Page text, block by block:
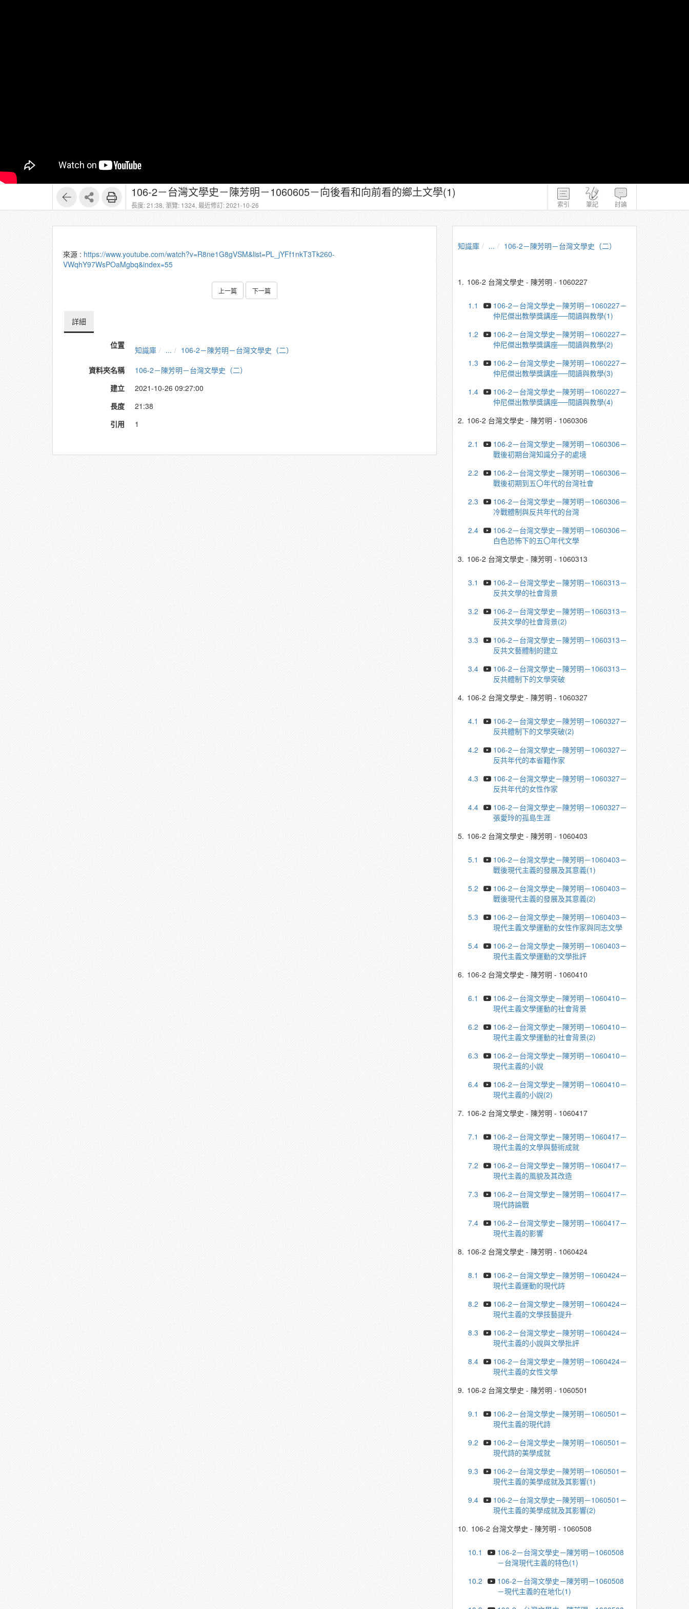
索引 筆記 討論
106-2－台灣文學史－陳芳明－1060605－向後看和向前看的鄉土文學(1)
長度: 21:38, 瀏覽: 1324, 最近修訂: 2021-10-26
來源 : https://www.youtube.com/watch?v=R8ne1G8gVSM&list=PL_jYFf1nkT3Tk260-
VWqhY97WsPOaMgbq&index=55
上一篇 下一篇
詳細
位置 知識庫 ...
106-2－陳芳明－台灣文學史（二）
資料夾名稱
106-2－陳芳明－台灣文學史（二）
建立
2021-10-26 09:27:00
長度
21:38
引用
1
知識庫 ... 106-2－陳芳明－台灣文學史（二）
1. 106-2 台灣文學史 - 陳芳明 - 1060227
1.1
106-2－台灣文學史－陳芳明－1060227－
仲尼傑出教學獎講座──閱讀與教學(1)
1.2
106-2－台灣文學史－陳芳明－1060227－
仲尼傑出教學獎講座──閱讀與教學(2)
1.3
106-2－台灣文學史－陳芳明－1060227－
仲尼傑出教學獎講座──閱讀與教學(3)
1.4
106-2－台灣文學史－陳芳明－1060227－
仲尼傑出教學獎講座──閱讀與教學(4)
2. 106-2 台灣文學史 - 陳芳明 - 1060306
2.1
106-2－台灣文學史－陳芳明－1060306－
戰後初期台灣知識分子的處境
2.2
106-2－台灣文學史－陳芳明－1060306－
戰後初期到五〇年代的台灣社會
2.3
106-2－台灣文學史－陳芳明－1060306－
冷戰體制與反共年代的台灣
2.4
106-2－台灣文學史－陳芳明－1060306－
白色恐怖下的五〇年代文學
3. 106-2 台灣文學史 - 陳芳明 - 1060313
3.1
106-2－台灣文學史－陳芳明－1060313－
反共文學的社會背景
3.2
106-2－台灣文學史－陳芳明－1060313－
反共文學的社會背景(2)
3.3
106-2－台灣文學史－陳芳明－1060313－
反共文藝體制的建立
3.4
106-2－台灣文學史－陳芳明－1060313－
反共體制下的文學突破
4. 106-2 台灣文學史 - 陳芳明 - 1060327
4.1
106-2－台灣文學史－陳芳明－1060327－
反共體制下的文學突破(2)
4.2
106-2－台灣文學史－陳芳明－1060327－
反共年代的本省籍作家
4.3
106-2－台灣文學史－陳芳明－1060327－
反共年代的女性作家
4.4
106-2－台灣文學史－陳芳明－1060327－
張愛玲的孤島生涯
5. 106-2 台灣文學史 - 陳芳明 - 1060403
5.1
106-2－台灣文學史－陳芳明－1060403－
戰後現代主義的發展及其意義(1)
5.2
106-2－台灣文學史－陳芳明－1060403－
戰後現代主義的發展及其意義(2)
5.3
106-2－台灣文學史－陳芳明－1060403－
現代主義文學運動的女性作家與同志文學
5.4
106-2－台灣文學史－陳芳明－1060403－
現代主義文學運動的文學批評
6. 106-2 台灣文學史 - 陳芳明 - 1060410
6.1
106-2－台灣文學史－陳芳明－1060410－
現代主義文學運動的社會背景
6.2
106-2－台灣文學史－陳芳明－1060410－
現代主義文學運動的社會背景(2)
6.3
106-2－台灣文學史－陳芳明－1060410－
現代主義的小說
6.4
106-2－台灣文學史－陳芳明－1060410－
現代主義的小說(2)
7. 106-2 台灣文學史 - 陳芳明 - 1060417
7.1
106-2－台灣文學史－陳芳明－1060417－
現代主義的文學與藝術成就
7.2
106-2－台灣文學史－陳芳明－1060417－
現代主義的風貌及其改造
7.3
106-2－台灣文學史－陳芳明－1060417－
現代詩論戰
7.4
106-2－台灣文學史－陳芳明－1060417－
現代主義的影響
8. 106-2 台灣文學史 - 陳芳明 - 1060424
8.1
106-2－台灣文學史－陳芳明－1060424－
現代主義運動的現代詩
8.2
106-2－台灣文學史－陳芳明－1060424－
現代主義的文學技藝提升
8.3
106-2－台灣文學史－陳芳明－1060424－
現代主義的小說與文學批評
8.4
106-2－台灣文學史－陳芳明－1060424－
現代主義的女性文學
9. 106-2 台灣文學史 - 陳芳明 - 1060501
9.1
106-2－台灣文學史－陳芳明－1060501－
現代主義的現代詩
9.2
106-2－台灣文學史－陳芳明－1060501－
現代詩的美學成就
9.3
106-2－台灣文學史－陳芳明－1060501－
現代主義的美學成就及其影響(1)
9.4
106-2－台灣文學史－陳芳明－1060501－
現代主義的美學成就及其影響(2)
10. 106-2 台灣文學史 - 陳芳明 - 1060508
10.1
106-2－台灣文學史－陳芳明－1060508
－台灣現代主義的特色(1)
10.2
106-2－台灣文學史－陳芳明－1060508
－現代主義的在地化(1)